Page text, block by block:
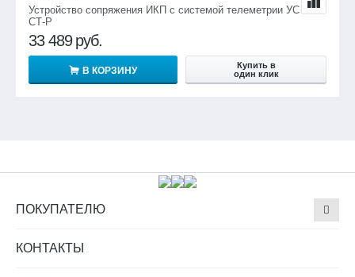
Устройство сопряжения ИКП с системой телеметрии УС ИКП
СТ-Р
33 489 руб.
В КОРЗИНУ
Купить в
один клик
ПОКУПАТЕЛЮ
КОНТАКТЫ